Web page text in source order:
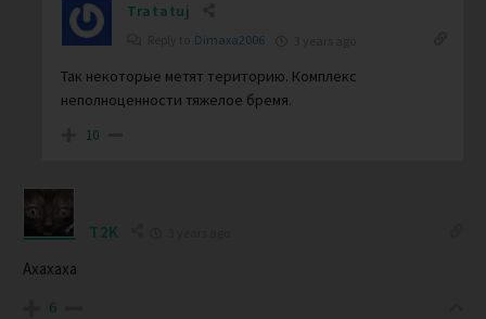
Tratatuj
Dimaxa2006
Так некоторые метят територию. Комплекс
неполноценности тяжелое бремя.
10
T2K
Ахахаха
6